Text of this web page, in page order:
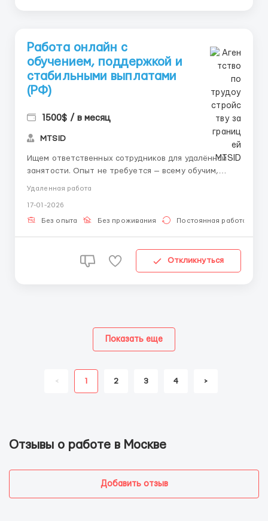
Работа онлайн с
обучением, поддержкой и
стабильными выплатами
(РФ)
1500$ / в месяц
MTSID
Ищем ответственных сотрудников для удалённой
занятости. Опыт не требуется — всему обучим,
входящих заявок, ведение переписки, проверка
корректности информации. Всё выполняется через
Удаленная работа
17-01-2026
Без опыта Без проживания Постоянная работа
Откликнуться
< 1 2 3 4 >
Показать еще
Отзывы о работе в Москве
Добавить отзыв